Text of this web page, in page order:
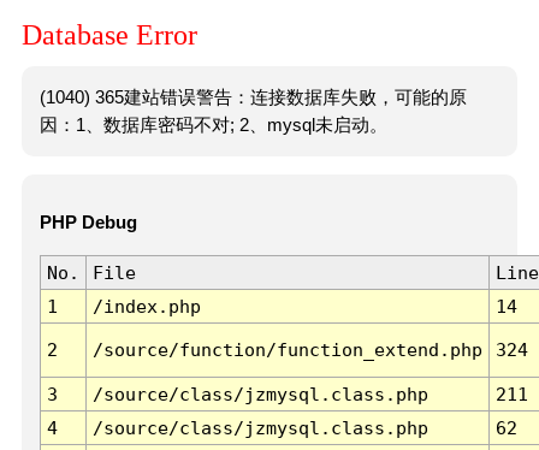
Database Error
(1040) 365建站错误警告：连接数据库失败，可能的原
因：1、数据库密码不对; 2、mysql未启动。
PHP Debug
No. File
Line
1
/index.php 14
2 /source/function/function_extend.php 324
3 /source/class/jzmysql.class.php
211
4
/source/class/jzmysql.class.php
62